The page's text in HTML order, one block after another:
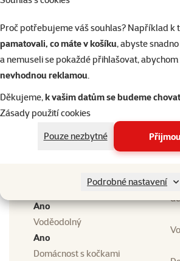
Proč potřebujeme váš souhlas? Například k
pamatovali, co máte v košíku, abyste
a nemuseli se pokaždé přihlašovat,
nevhodnou reklamou.
Děkujeme,k vašim datům se budeme
Zásady použití cookies
Pouze nezbytné
Podrobné nastavení
Spot-on Beaphar
COMBOtec pro psy M 10-
20kg
Velikost psa
Malý, Střední
Stáří psa
Štěně, Dospělý, Senior
Typ antiparazitika
Ano
Voděodolný
Ano
Domácnost s kočkami